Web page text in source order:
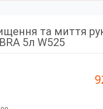
та миття
5л W525